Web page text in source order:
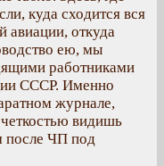
куда сходится вся
авиации, откуда
ею, мы
работниками
СССР. Именно
журнале,
видишь
после ЧП под